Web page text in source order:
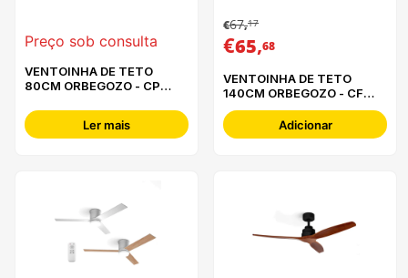
Preço sob consulta
VENTOINHA DE TETO
80CM ORBEGOZO - CP
Ler mais
€67,17
€65,68
VENTOINHA DE TETO
140CM ORBEGOZO - CF
86140
Adicionar